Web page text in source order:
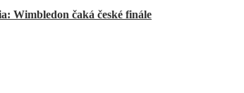
Wimbledon čaká české finále